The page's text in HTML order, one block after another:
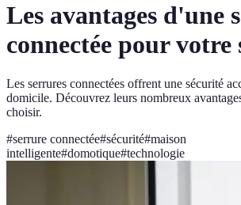
Les avantages d'une
connectée pour votre
Les serrures connectées offrent une sécurité
domicile. Découvrez leurs nombreux
choisir.
#serrure connectée#sécurité#maison
intelligente#domotique#technologie